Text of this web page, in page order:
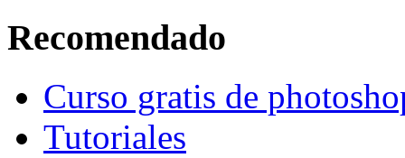
Recomendado
Curso gratis de
Tutoriales